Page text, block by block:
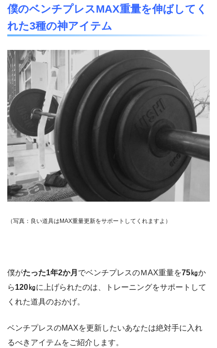
僕のベンチプレスMAX重量を伸ばしてく
れた3種の神アイテム
（写真：良い道具はMAX重量更新をサポートしてくれますよ）
僕がたった1年2か月 でベンチプレスのＭAX重量を75㎏か
ら120㎏に上げられたのは、トレーニングをサポートして
くれた道具のおかげ。
ベンチプレスのMAXを更新したいあなたは絶対手に入れ
るべきアイテムをご紹介します。